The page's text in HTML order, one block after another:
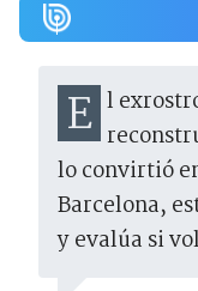
El exrostro de Chilevisión
lo convirtió
Barcelona,
y evalúa si